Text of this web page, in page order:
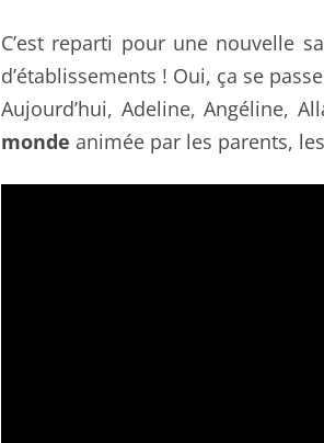
C’est reparti pour une nouvelle
d’établissements ! Oui, ça se
Aujourd’hui, Adeline, Angéline,
monde animée par les parents,